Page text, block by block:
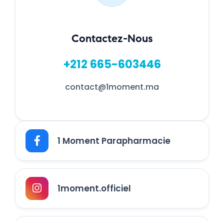
Contactez-Nous
+212 665-603446
contact@1moment.ma
1 Moment Parapharmacie
1moment.officiel